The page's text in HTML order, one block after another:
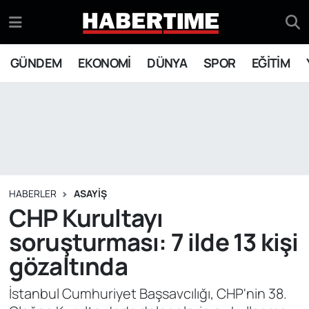
GÜNDEM EKONOMİ DÜNYA SPOR EĞİTİM
HABERLER ASAYİŞ
CHP Kurultayı
soruşturması: 7 ilde 13 kişi
gözaltında
İstanbul Cumhuriyet Başsavcılığı, CHP'nin 38.
EKONOMİ
EĞİTİM
YAŞAM
SİYASET
ASAYİŞ
Eskişehir Nöbetçi Eczaneler
Eskişehir Hava Durumu
Süper Lig Puan Durumu ve Fikstür
Tüm Manşetler
Son Dakika Haberleri
Haber Arşivi